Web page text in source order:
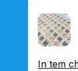
In tem